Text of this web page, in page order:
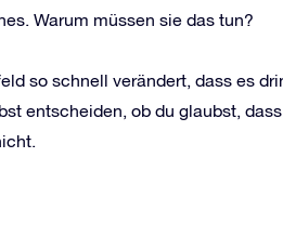
Warum müssen sie das tun?
so schnell verändert, dass es
entscheiden, ob du glaubst,